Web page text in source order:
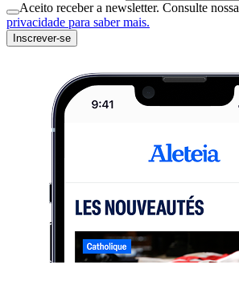
Aceito receber a newsletter. Consulte nossa
privacidade para saber mais.
Inscrever-se